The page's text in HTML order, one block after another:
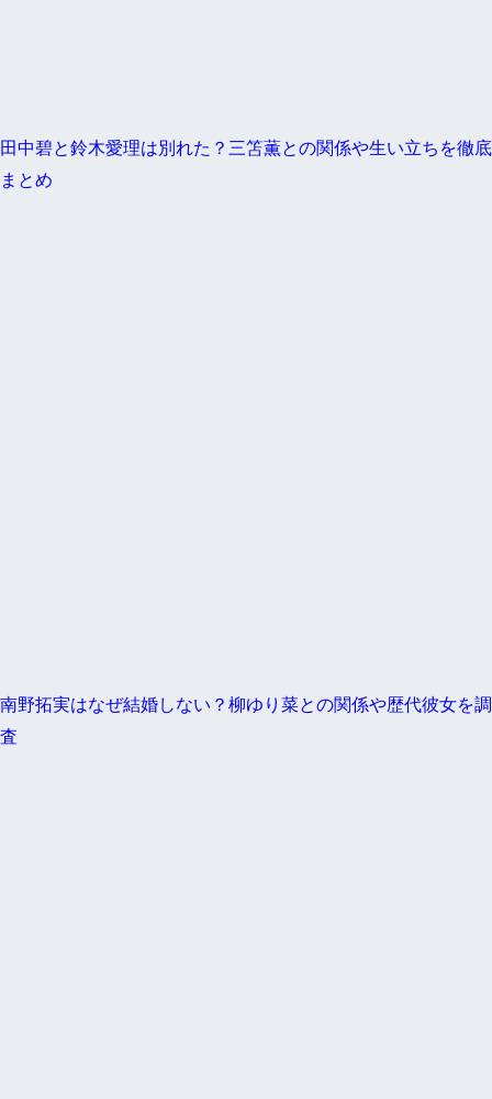
田中碧と鈴木愛理は別れた？三笘薫との関係や生い立ちを徹底
まとめ
南野拓実はなぜ結婚しない？柳ゆり菜との関係や歴代彼女を調
査